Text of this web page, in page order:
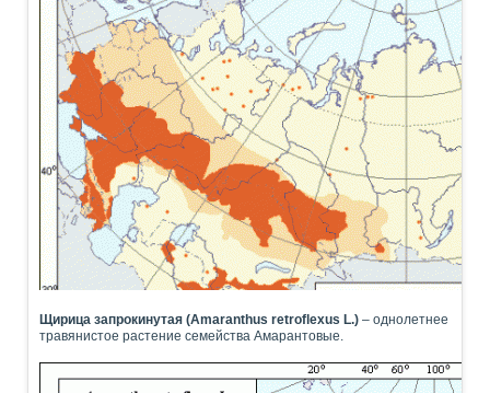
Щирица запрокинутая (Amaranthus retroflexus L.) – однолетнее
травянистое растение семейства Амарантовые.